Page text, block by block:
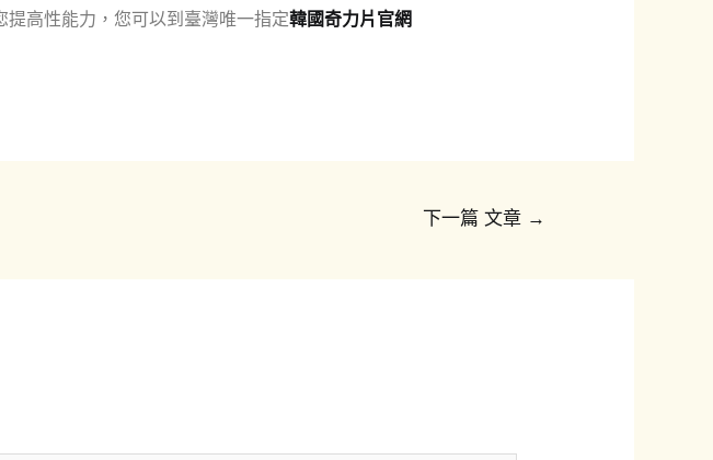
高性能力，您可以到臺灣唯一指定韓國奇力片官網
下一篇 文章 →